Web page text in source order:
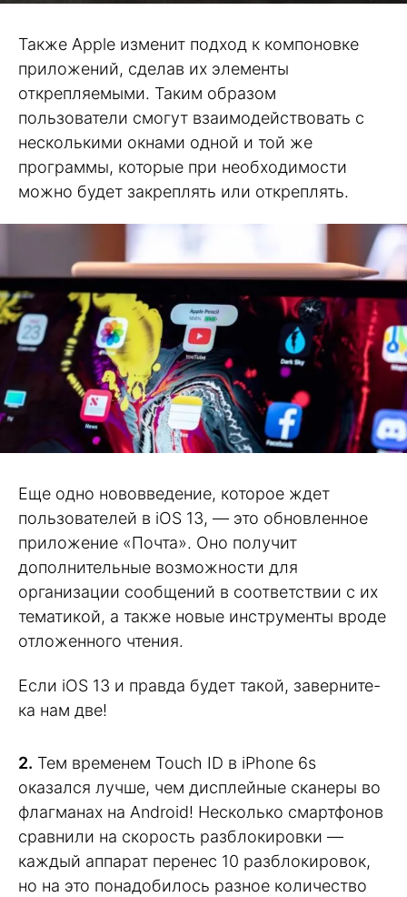
Также Apple изменит подход к компоновке
приложений, сделав их элементы
открепляемыми. Таким образом
пользователи смогут взаимодействовать с
несколькими окнами одной и той же
программы, которые при необходимости
можно будет закреплять или откреплять.
Еще одно нововведение, которое ждет
пользователей в iOS 13, — это обновленное
приложение «Почта». Оно получит
дополнительные возможности для
организации сообщений в соответствии с их
тематикой, а также новые инструменты вроде
отложенного чтения.
Если iOS 13 и правда будет такой, заверните-
ка нам две!
2. Тем временем Touch ID в iPhone 6s
оказался лучше, чем дисплейные сканеры во
флагманах на Android! Несколько смартфонов
сравнили на скорость разблокировки —
каждый аппарат перенес 10 разблокировок,
но на это понадобилось разное количество